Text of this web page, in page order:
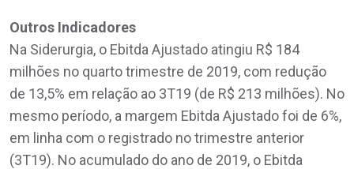
Outros Indicadores
Na Siderurgia, o Ebitda Ajustado atingiu R$ 184
milhões no quarto trimestre de 2019, com redução
de 13,5% em relação ao 3T19 (de R$ 213 milhões). No
mesmo período, a margem Ebitda Ajustado foi de 6%,
em linha com o registrado no trimestre anterior
(3T19). No acumulado do ano de 2019, o Ebitda